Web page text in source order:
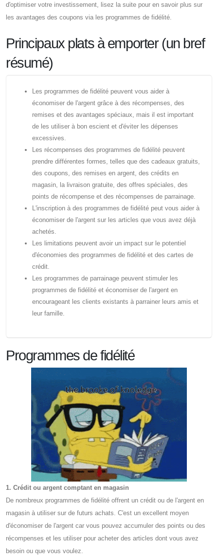
d'optimiser votre investissement, lisez la suite pour en savoir plus sur
les avantages des coupons via les programmes de fidélité.
Principaux plats à emporter (un bref
résumé)
Les programmes de fidélité peuvent vous aider à
économiser de l'argent grâce à des récompenses, des
remises et des avantages spéciaux, mais il est important
de les utiliser à bon escient et d'éviter les dépenses
excessives.
Les récompenses des programmes de fidélité peuvent
prendre différentes formes, telles que des cadeaux gratuits,
des coupons, des remises en argent, des crédits en
magasin, la livraison gratuite, des offres spéciales, des
points de récompense et des récompenses de parrainage.
L'inscription à des programmes de fidélité peut vous aider à
économiser de l'argent sur les articles que vous avez déjà
achetés.
Les limitations peuvent avoir un impact sur le potentiel
d'économies des programmes de fidélité et des cartes de
crédit.
Les programmes de parrainage peuvent stimuler les
programmes de fidélité et économiser de l'argent en
encourageant les clients existants à parrainer leurs amis et
leur famille.
Programmes de fidélité
1. Crédit ou argent comptant en magasin
De nombreux programmes de fidélité offrent un crédit ou de l'argent en
magasin à utiliser sur de futurs achats. C'est un excellent moyen
d'économiser de l'argent car vous pouvez accumuler des points ou des
récompenses et les utiliser pour acheter des articles dont vous avez
besoin ou que vous voulez.